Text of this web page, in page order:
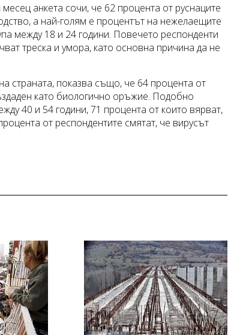
анкета сочи, че 62 процента от руснаците
а най-голям е процентът на нежелаещите
между 18 и 24 години. Повечето респонденти
треска и умора, като основна причина да не
страната, показва също, че 64 процента от
като биологично оръжие. Подобно
40 и 54 години, 71 процента от които вярват,
от респондентите смятат, че вирусът